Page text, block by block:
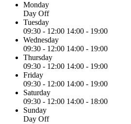
Monday
Day Off
Tuesday
09:30 - 12:00 14:00 - 19:00
Wednesday
09:30 - 12:00 14:00 - 19:00
Thursday
09:30 - 12:00 14:00 - 19:00
Friday
09:30 - 12:00 14:00 - 19:00
Saturday
09:30 - 12:00 14:00 - 18:00
Sunday
Day Off